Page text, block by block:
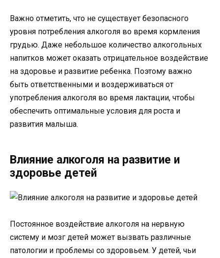
Важно отметить, что не существует безопасного
уровня потребления алкоголя во время кормления
грудью. Даже небольшое количество алкогольных
напитков может оказать отрицательное воздействие
на здоровье и развитие ребенка. Поэтому важно
быть ответственными и воздерживаться от
употребления алкоголя во время лактации, чтобы
обеспечить оптимальные условия для роста и
развития малыша.
Влияние алкоголя на развитие и
здоровье детей
Постоянное воздействие алкоголя на нервную
систему и мозг детей может вызвать различные
патологии и проблемы со здоровьем. У детей, чьи